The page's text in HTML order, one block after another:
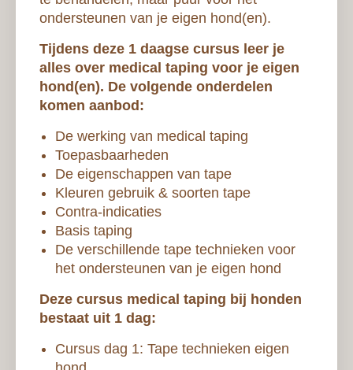
ondersteunen van je eigen hond(en).
Tijdens deze 1 daagse cursus leer je
alles over medical taping voor je eigen
hond(en). De volgende onderdelen
komen aanbod:
De werking van medical taping
Toepasbaarheden
De eigenschappen van tape
Kleuren gebruik & soorten tape
Contra-indicaties
Basis taping
De verschillende tape technieken voor
het ondersteunen van je eigen hond
Deze cursus medical taping bij honden
bestaat uit 1 dag:
Cursus dag 1: Tape technieken eigen